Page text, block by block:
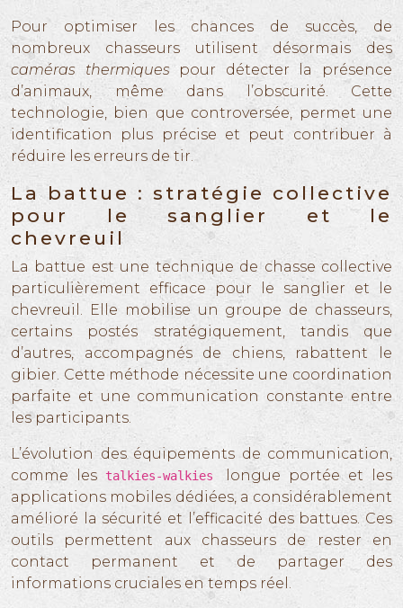
Pour optimiser les chances de succès, de
nombreux chasseurs utilisent désormais des
caméras thermiques pour détecter la présence
d’animaux, même dans l’obscurité. Cette
technologie, bien que controversée, permet une
identification plus précise et peut contribuer à
réduire les erreurs de tir.
La battue : stratégie collective
pour le sanglier et le
chevreuil
La battue est une technique de chasse collective
particulièrement efficace pour le sanglier et le
chevreuil. Elle mobilise un groupe de chasseurs,
certains postés stratégiquement, tandis que
d’autres, accompagnés de chiens, rabattent le
gibier. Cette méthode nécessite une coordination
parfaite et une communication constante entre
les participants.
L’évolution des équipements de communication,
comme lestalkies-walkies
longue portée et les
applications mobiles dédiées, a considérablement
amélioré la sécurité et l’efficacité des battues. Ces
outils permettent aux chasseurs de rester en
contact permanent et de partager des
informations cruciales en temps réel.